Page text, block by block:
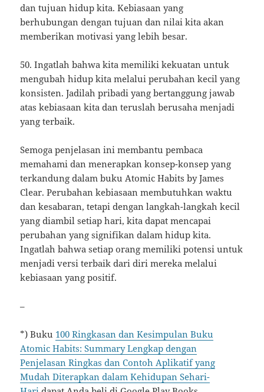
dan tujuan hidup kita. Kebiasaan yang
berhubungan dengan tujuan dan nilai kita akan
memberikan motivasi yang lebih besar.
50. Ingatlah bahwa kita memiliki kekuatan untuk
mengubah hidup kita melalui perubahan kecil yang
konsisten. Jadilah pribadi yang bertanggung jawab
atas kebiasaan kita dan teruslah berusaha menjadi
yang terbaik.
Semoga penjelasan ini membantu pembaca
memahami dan menerapkan konsep-konsep yang
terkandung dalam buku Atomic Habits by James
Clear. Perubahan kebiasaan membutuhkan waktu
dan kesabaran, tetapi dengan langkah-langkah kecil
yang diambil setiap hari, kita dapat mencapai
perubahan yang signifikan dalam hidup kita.
Ingatlah bahwa setiap orang memiliki potensi untuk
menjadi versi terbaik dari diri mereka melalui
kebiasaan yang positif.
–
*) Buku 100 Ringkasan dan Kesimpulan Buku
Atomic Habits: Summary Lengkap dengan
Penjelasan Ringkas dan Contoh Aplikatif yang
Mudah Diterapkan dalam Kehidupan Sehari-